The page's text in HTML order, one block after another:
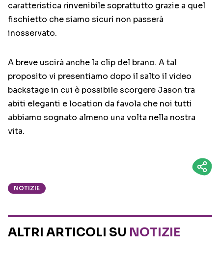
caratteristica rinvenibile soprattutto grazie a quel
fischietto che siamo sicuri non passerà
inosservato.
A breve uscirà anche la clip del brano. A tal
proposito vi presentiamo dopo il salto il video
backstage in cui è possibile scorgere Jason tra
abiti eleganti e location da favola che noi tutti
abbiamo sognato almeno una volta nella nostra
vita.
NOTIZIE
ALTRI ARTICOLI SU NOTIZIE